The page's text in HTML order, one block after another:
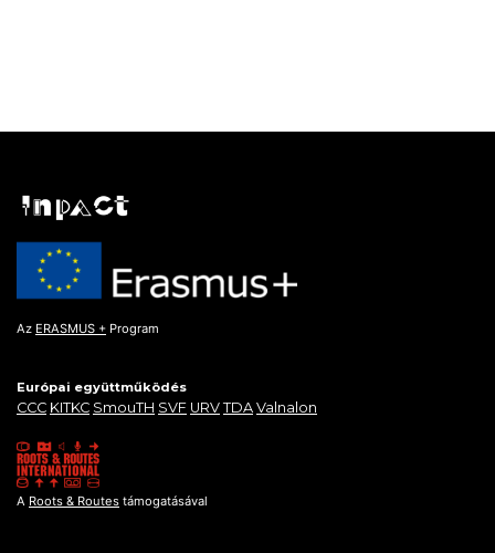
Az ERASMUS + Program
Európai együttműködés
CCC KITKC SmouTH SVF URV TDA Valnalon
A Roots & Routes támogatásával